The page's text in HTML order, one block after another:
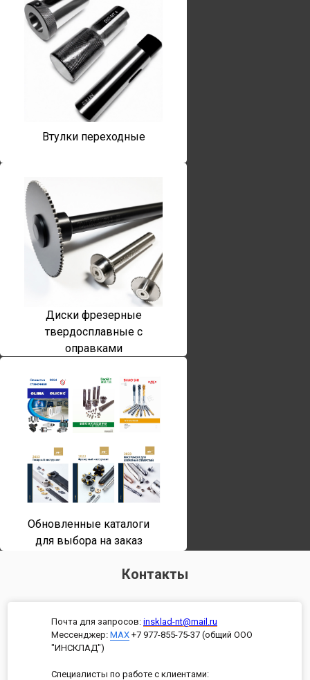
Втулки переходные
Диски фрезерные
твердосплавные с
оправками
Обновленные каталоги
для выбора на заказ
Контакты
Почта для запросов: insklad-nt@mail.ru
Мессенджер: MAX +7 977-855-75-37 (общий ООО
"ИНСКЛАД")
Специалисты по работе с клиентами: